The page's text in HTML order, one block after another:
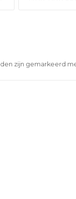
zijn gemarkeerd